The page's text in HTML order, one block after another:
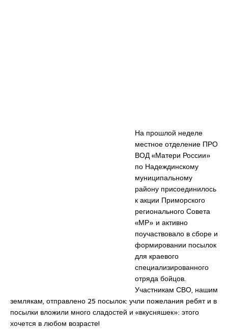
На прошлой неделе
местное отделение ПРО
ВОД «Матери России»
по Надеждинскому
муниципальному
району присоединилось
к акции Приморского
регионального Совета
«МР» и активно
поучаствовало в сборе и
формировании посылок
для краевого
специализированного
отряда бойцов.
Участникам СВО, нашим
землякам, отправлено 25 посылок: учли пожелания ребят и в
посылки вложили много сладостей и «вкусняшек»: этого
хочется в любом возрасте!